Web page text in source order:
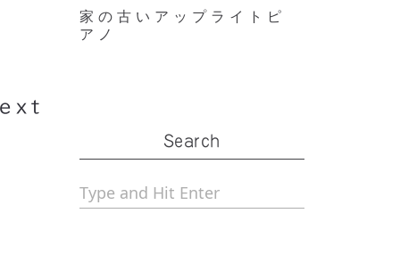
家の古いアップライトピ
アノ
Search